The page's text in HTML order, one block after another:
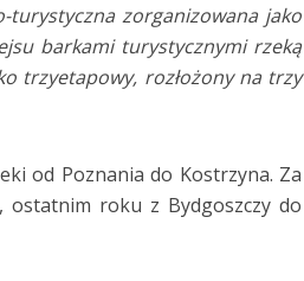
zorganizowana jako
barkami turystycznymi rzeką
trzyetapowy, rozłożony na trzy
od Poznania do Kostrzyna. Za
ostatnim roku z Bydgoszczy do